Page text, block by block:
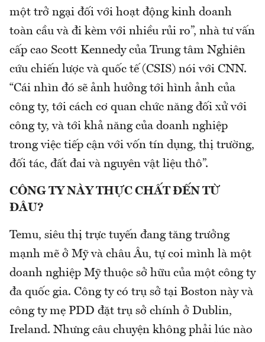
một trở ngại đối với hoạt động kinh doanh
toàn cầu và đi kèm với nhiều rủi ro”, nhà tư vấn
cấp cao Scott Kennedy của Trung tâm Nghiên
cứu chiến lược và quốc tế (CSIS) nói với CNN.
“Cái nhìn đó sẽ ảnh hưởng tới hình ảnh của
công ty, tới cách cơ quan chức năng đối xử với
công ty, và tới khả năng của doanh nghiệp
trong việc tiếp cận với vốn tín dụng, thị trường,
đối tác, đất đai và nguyên vật liệu thô”.
CÔNG TY NÀY THỰC CHẤT ĐẾN TỪ
ĐÂU?
Temu, siêu thị trực tuyến đang tăng trưởng
mạnh mẽ ở Mỹ và châu Âu, tự coi mình là một
doanh nghiệp Mỹ thuộc sở hữu của một công ty
đa quốc gia. Công ty có trụ sở tại Boston này và
công ty mẹ PDD đặt trụ sở chính ở Dublin,
Ireland. Nhưng câu chuyện không phải lúc nào